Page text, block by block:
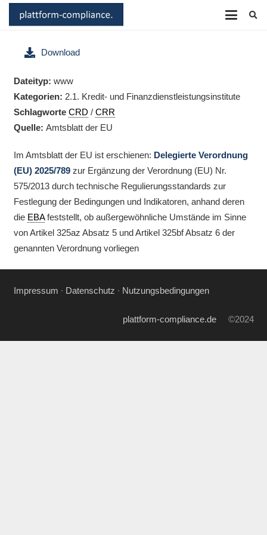
Im Amtsblatt der EU ist erschienen: Delegierte Verordnung
(EU) 2025/789zur Ergänzung der Verordnung (EU) Nr.
575/2013 durch technische Regulierungsstandards zur
Festlegung der Bedingungen und Indikatoren, anhand deren
die EBAfeststellt, ob außergewöhnliche Umstände im Sinne
von Artikel 325az Absatz 5 und Artikel 325bf Absatz 6 der
genannten Verordnung vorliegen
Download
Dateityp: www
Kategorien: 2.1. Kredit- und Finanz­dienstleistungsinstitute
Schlagworte CRD / CRR
Quelle: Amtsblatt der EU
Impressum ∙ Datenschutz ∙ Nutzungsbedingungen
plattform-compliance.de©2024